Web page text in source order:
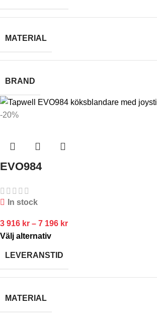
MATERIAL
BRAND
-20%
EVO984
In stock
3 916 kr – 7 196 kr
Välj alternativ
LEVERANSTID
MATERIAL